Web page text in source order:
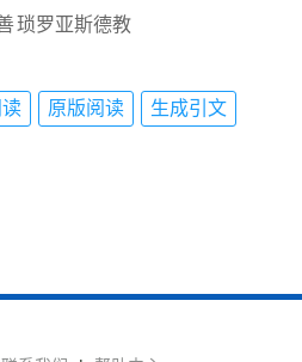
琐罗亚斯德教
原版阅读 生成引文